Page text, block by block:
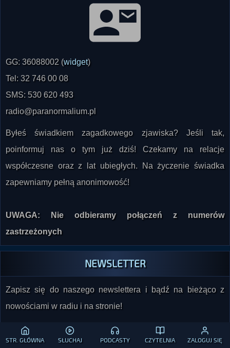
STR. GŁÓWNA SŁUCHAJ PODCASTY CZYTELNIA ZALOGUJ SIĘ
)
Tel: 32 746 00 08
SMS: 530 620 493
radio@paranormalium.pl
Byłeś świadkiem zagadkowego zjawiska? Jeśli tak,
poinformuj nas o tym już dziś! Czekamy na relacje
współczesne oraz z lat ubiegłych. Na życzenie świadka
zapewniamy pełną anonimowość!
zastrzeżonych
NEWSLETTER
Zapisz się do naszego newslettera i bądź na bieżąco z
nowościami w radiu i na stronie!